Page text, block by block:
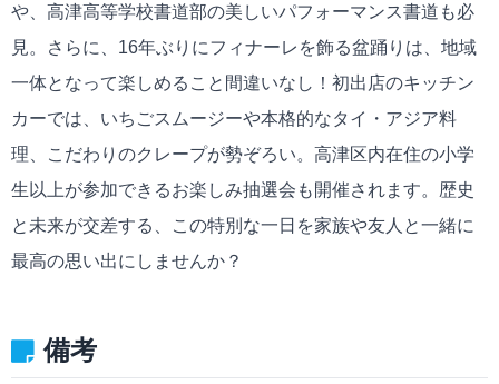
や、高津高等学校書道部の美しいパフォーマンス書道も必
見。さらに、16年ぶりにフィナーレを飾る盆踊りは、地域
一体となって楽しめること間違いなし！初出店のキッチン
カーでは、いちごスムージーや本格的なタイ・アジア料
理、こだわりのクレープが勢ぞろい。高津区内在住の小学
生以上が参加できるお楽しみ抽選会も開催されます。歴史
と未来が交差する、この特別な一日を家族や友人と一緒に
最高の思い出にしませんか？
備考